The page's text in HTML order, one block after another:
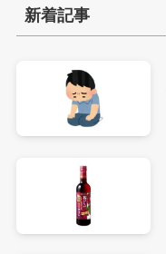
新着記事